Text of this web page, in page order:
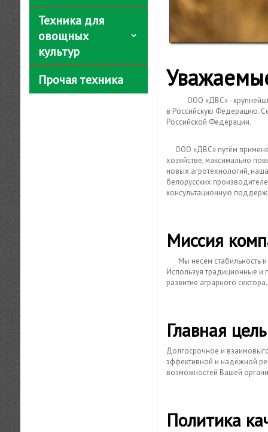
Техника для
овощных
культур
Прочая техника
ООО «ДВС» - крупнейший поставщик сельскохозяйственной техники производства Республики Беларусь
в Российскую Федерацию.
Российской Федерации.
ООО «ДВС» путём
хозяйстве, максимально
новых агротехнологий,
белорусских
консультационную
Миссия
Мы несём
Используя традиционные и
развитие аграрного сектора.
Главная цель
Долгосрочное и
эффективной и надёжной
возможностей Вашей
Политика